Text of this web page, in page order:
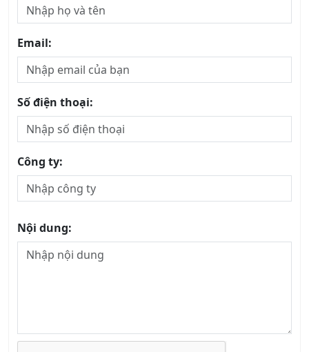
Khóa học ASM - Quản lý Kinh Doanh Khu Vực
Khóa học Tư Duy Dịch Vụ Khách Hàng
13/08/2026
Khóa Học Kỹ Năng Tư Vấn Bán Hàng Chuyên
Nghiệp
20/08/2026
Khóa học Xây dựng và Quản trị Thương Hiệu
Khóa học Quản Trị Dịch Vụ chuyên nghiệp
13/08/2026
Khóa học Thái độ Phục vụ Khách hàng